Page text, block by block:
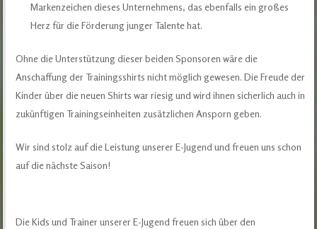
Markenzeichen dieses Unternehmens, das ebenfalls ein großes
Herz für die Förderung junger Talente hat.
Ohne die Unterstützung dieser beiden Sponsoren wäre die
Anschaffung der Trainingsshirts nicht möglich gewesen. Die Freude der
Kinder über die neuen Shirts war riesig und wird ihnen sicherlich auch in
zukünftigen Trainingseinheiten zusätzlichen Ansporn geben.
Wir sind stolz auf die Leistung unserer E-Jugend und freuen uns schon
auf die nächste Saison!
Die Kids und Trainer unserer E-Jugend freuen sich über den